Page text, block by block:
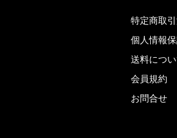
特定商取
個人情報
送料につ
会員規約
お問合せ